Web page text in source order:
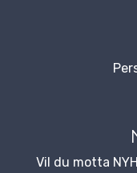
Vil du motta